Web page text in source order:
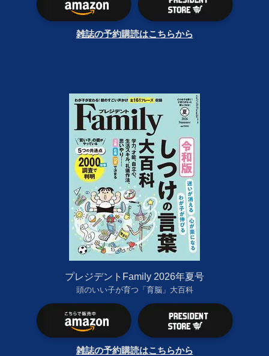
雑誌の予約購読はこちらから
プレジデントFamily 2026年夏号
頭のいい子が育つ「育脳」大百科
雑誌の予約購読はこちらから